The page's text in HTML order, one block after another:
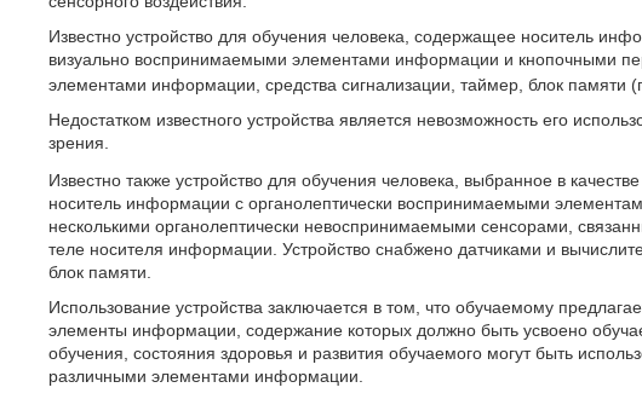
Известно устройство для обучения человека, содержащее носитель
визуально воспринимаемыми элементами информации и кнопочными
элементами информации, средства сигнализации, таймер, блок памяти
Недостатком известного устройства является невозможность его
зрения.
Известно также устройство для обучения человека, выбранное в
носитель информации с органолептически воспринимаемыми
несколькими органолептически невоспринимаемыми сенсорами,
теле носителя информации. Устройство снабжено датчиками и
блок памяти.
Использование устройства заключается в том, что обучаемому
элементы информации, содержание которых должно быть усвоено
обучения, состояния здоровья и развития обучаемого могут быть
различными элементами информации.